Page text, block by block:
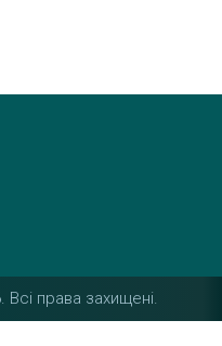
права захищені.